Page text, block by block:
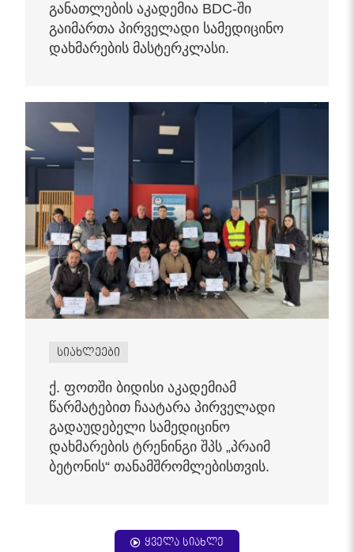
განათლების აკადემია BDC-ში
გაიმართა პირველადი სამედიცინო
დახმარების მასტერკლასი.
სიახლეები
ქ. ფოთში ბიდისი აკადემიამ
წარმატებით ჩაატარა პირველადი
გადაუდებელი სამედიცინო
დახმარების ტრენინგი შპს „პრაიმ
ბეტონის“ თანამშრომლებისთვის.
ყველა სიახლე